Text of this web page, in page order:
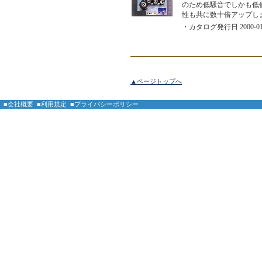
のため低騒音でしかも
性も共に数十倍アップし
・カタログ発行日:2000-
▲ページトップへ
■会社概要 ■利用規定 ■プライバシーポリシー